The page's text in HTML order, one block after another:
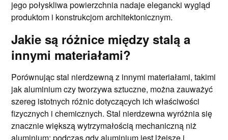
jego połyskliwa powierzchnia nadaje elegancki wygląd
produktom i konstrukcjom architektonicznym.
Jakie są różnice między stalą a
innymi materiałami?
Porównując stal nierdzewną z innymi materiałami, takimi
jak aluminium czy tworzywa sztuczne, można zauważyć
szereg istotnych różnic dotyczących ich właściwości
fizycznych i chemicznych. Stal nierdzewna wyróżnia się
znacznie większą wytrzymałością mechaniczną niż
aluminium; podczas gdy aluminium jest lżejsze i